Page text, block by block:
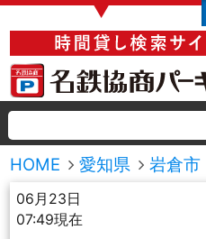
▼
HOME 愛知県 岩倉市
06月23日
07:49現在